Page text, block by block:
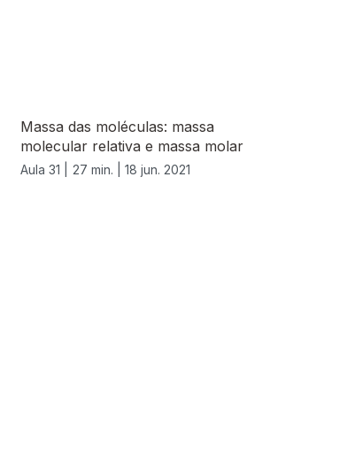
Massa das moléculas: massa
molecular relativa e massa molar
Aula 31 | 27 min. | 18 jun. 2021